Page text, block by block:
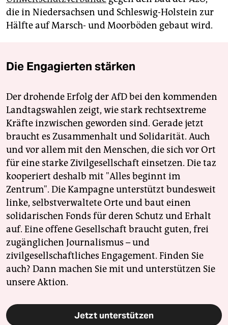
die in Niedersachsen und Schleswig-Holstein zur
Hälfte auf Marsch- und Moorböden gebaut wird.
Die Engagierten stärken
Der drohende Erfolg der AfD bei den kommenden
Landtagswahlen zeigt, wie stark rechtsextreme
Kräfte inzwischen geworden sind. Gerade jetzt
braucht es Zusammenhalt und Solidarität. Auch
und vor allem mit den Menschen, die sich vor Ort
für eine starke Zivilgesellschaft einsetzen. Die taz
kooperiert deshalb mit "Alles beginnt im
Zentrum". Die Kampagne unterstützt bundesweit
linke, selbstverwaltete Orte und baut einen
solidarischen Fonds für deren Schutz und Erhalt
auf. Eine offene Gesellschaft braucht guten, frei
zugänglichen Journalismus – und
zivilgesellschaftliches Engagement. Finden Sie
auch? Dann machen Sie mit und unterstützen Sie
unsere Aktion.
Jetzt unterstützen